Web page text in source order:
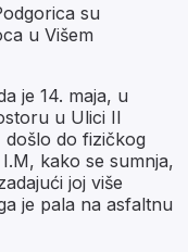
su
u Višem
je 14. maja, u
u Ulici II
do fizičkog
kako se sumnja,
joj više
je pala na asfaltnu